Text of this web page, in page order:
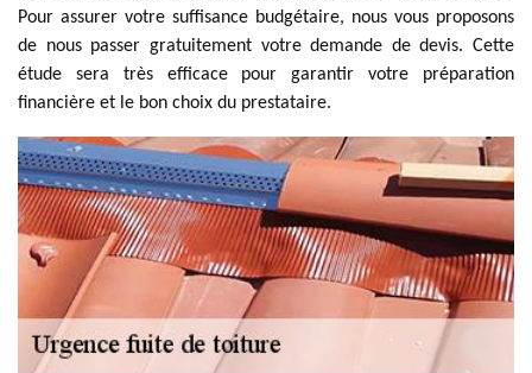
Pour assurer votre suffisance budgétaire, nous vous proposons
de nous passer gratuitement votre demande de devis. Cette
étude sera très efficace pour garantir votre préparation
financière et le bon choix du prestataire.